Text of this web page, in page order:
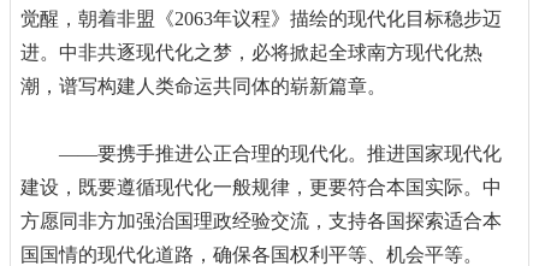
觉醒，朝着非盟《2063年议程》描绘的现代化目标稳步迈
进。中非共逐现代化之梦，必将掀起全球南方现代化热
潮，谱写构建人类命运共同体的崭新篇章。
——要携手推进公正合理的现代化。推进国家现代化
建设，既要遵循现代化一般规律，更要符合本国实际。中
方愿同非方加强治国理政经验交流，支持各国探索适合本
国国情的现代化道路，确保各国权利平等、机会平等。